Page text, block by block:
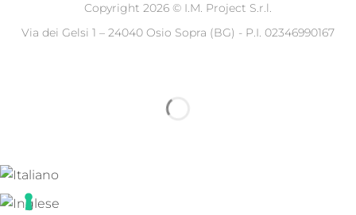
Copyright 2026 © I.M. Project S.r.l.
Via dei Gelsi 1 – 24040 Osio Sopra (BG) - P.I. 02346990167